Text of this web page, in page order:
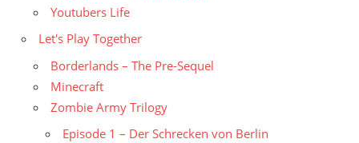
Youtubers Life
Let's Play Together
Borderlands – The Pre-Sequel
Minecraft
Zombie Army Trilogy
Episode 1 – Der Schrecken von Berlin